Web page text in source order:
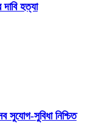
হত্যা
সুযোগ-সুবিধা নিশ্চিত